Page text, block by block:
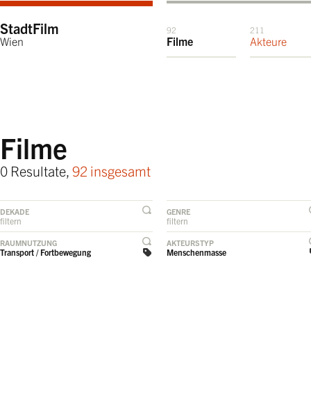
StadtFilm
Wien
92
Filme
211
Akteure
Filme
0 Resultate, 92 insgesamt
DEKADE
filtern
GENRE
filtern
RAUMNUTZUNG
Transport / Fortbewegung
AKTEURSTYP
Menschenmasse